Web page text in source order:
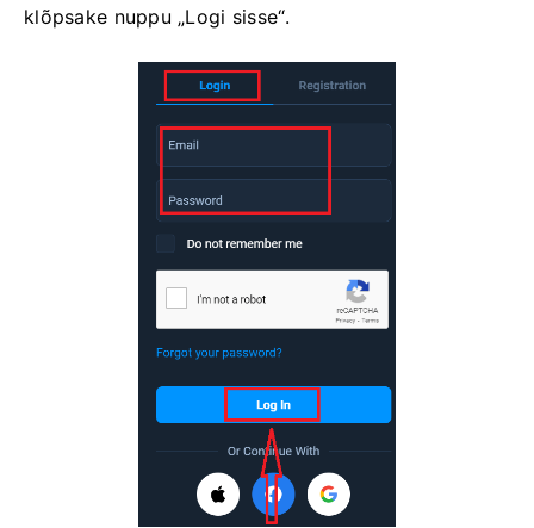
klõpsake nuppu „Logi sisse“.